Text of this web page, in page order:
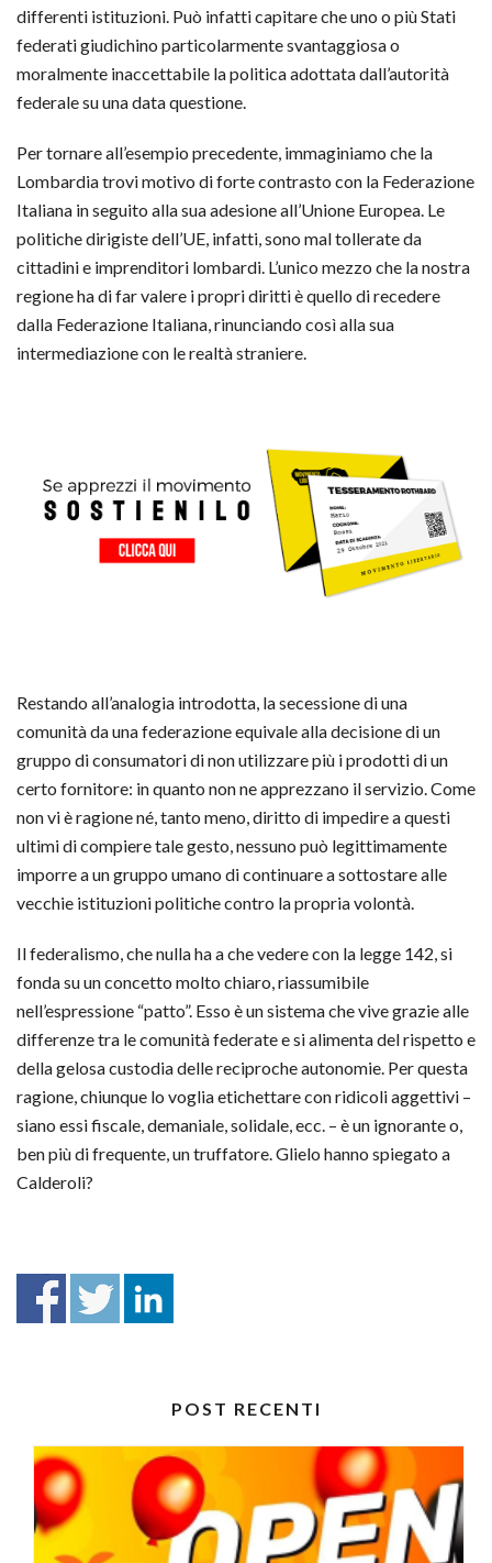
differenti istituzioni. Può infatti capitare che uno o più Stati
federati giudichino particolarmente svantaggiosa o
moralmente inaccettabile la politica adottata dall’autorità
federale su una data questione.
Per tornare all’esempio precedente, immaginiamo che la
Lombardia trovi motivo di forte contrasto con la Federazione
Italiana in seguito alla sua adesione all’Unione Europea. Le
politiche dirigiste dell’UE, infatti, sono mal tollerate da
cittadini e imprenditori lombardi. L’unico mezzo che la nostra
regione ha di far valere i propri diritti è quello di recedere
dalla Federazione Italiana, rinunciando così alla sua
intermediazione con le realtà straniere.
Restando all’analogia introdotta, la secessione di una
comunità da una federazione equivale alla decisione di un
gruppo di consumatori di non utilizzare più i prodotti di un
certo fornitore: in quanto non ne apprezzano il servizio. Come
non vi è ragione né, tanto meno, diritto di impedire a questi
ultimi di compiere tale gesto, nessuno può legittimamente
imporre a un gruppo umano di continuare a sottostare alle
vecchie istituzioni politiche contro la propria volontà.
Il federalismo, che nulla ha a che vedere con la legge 142, si
fonda su un concetto molto chiaro, riassumibile
nell’espressione “patto”. Esso è un sistema che vive grazie alle
differenze tra le comunità federate e si alimenta del rispetto e
della gelosa custodia delle reciproche autonomie. Per questa
ragione, chiunque lo voglia etichettare con ridicoli aggettivi –
siano essi fiscale, demaniale, solidale, ecc. – è un ignorante o,
ben più di frequente, un truffatore. Glielo hanno spiegato a
Calderoli?
POST RECENTI